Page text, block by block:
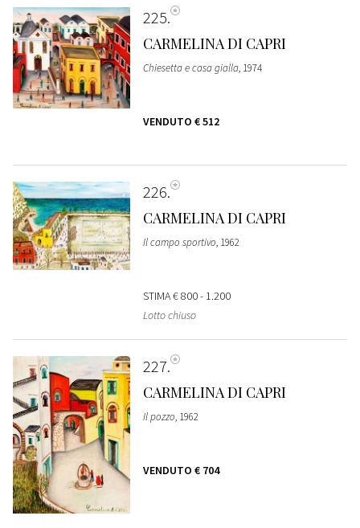
225
CARMELINA DI CAPRI
Chiesetta e casa gialla, 1974
VENDUTO € 512
226
CARMELINA DI CAPRI
Il campo sportivo, 1962
STIMA€ 800 - 1.200
Lotto chiuso
227
CARMELINA DI CAPRI
Il pozzo, 1962
VENDUTO € 704